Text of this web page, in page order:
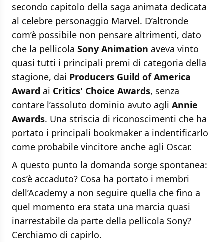
secondo capitolo della saga animata dedicata
al celebre personaggio Marvel. D’altronde
com’è possibile non pensare altrimenti, dato
che la pellicola Sony Animation aveva vinto
quasi tutti i principali premi di categoria della
stagione, dai Producers Guild of America
Award ai Critics' Choice Awards, senza
contare l’assoluto dominio avuto agli Annie
Awards. Una striscia di riconoscimenti che ha
portato i principali bookmaker a indentificarlo
come probabile vincitore anche agli Oscar.
A questo punto la domanda sorge spontanea:
cos’è accaduto? Cosa ha portato i membri
dell’Academy a non seguire quella che fino a
quel momento era stata una marcia quasi
inarrestabile da parte della pellicola Sony?
Cerchiamo di capirlo.